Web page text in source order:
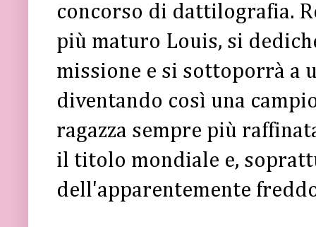
concorso di dattilografia.
più maturo Louis, si
missione e si sottoporrà a
diventando così una
ragazza sempre più
il titolo mondiale e,
dell'apparentemente